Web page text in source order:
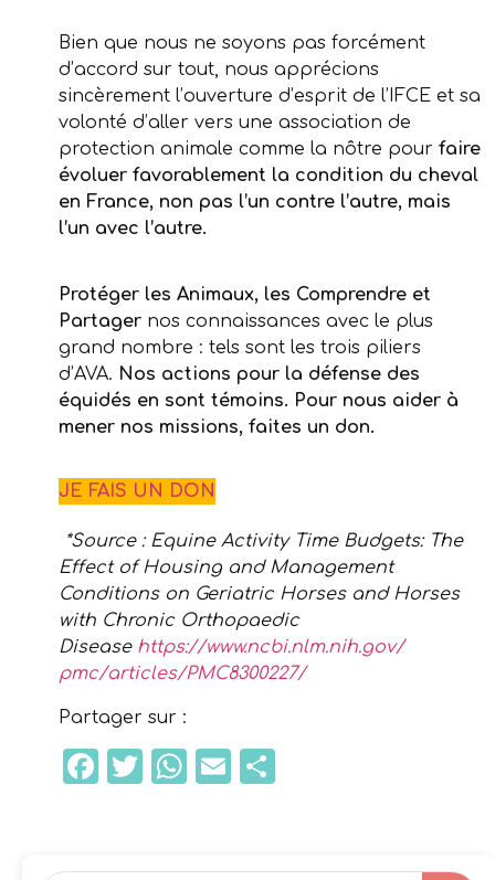
Bien que nous ne soyons pas forcément
d’accord sur tout, nous apprécions
sincèrement l’ouverture d’esprit de l’IFCE et sa
volonté d’aller vers une association de
protection animale comme la nôtre pour faire
évoluer favorablement la condition du cheval
en France, non pas l’un contre l’autre, mais
l’un avec l’autre.
Protéger les Animaux, les Comprendre et
Partager nos connaissances avec le plus
grand nombre : tels sont les trois piliers
d’AVA. Nos actions pour la défense des
équidés en sont témoins. Pour nous aider à
mener nos missions, faites un don.
JE FAIS UN DON
*Source : Equine Activity Time Budgets: The
Effect of Housing and Management
Conditions on Geriatric Horses and Horses
with Chronic Orthopaedic
Disease https://www.ncbi.nlm.nih.gov/
pmc/articles/PMC8300227/
Partager sur :
Facebook
Twitter
WhatsApp
Email